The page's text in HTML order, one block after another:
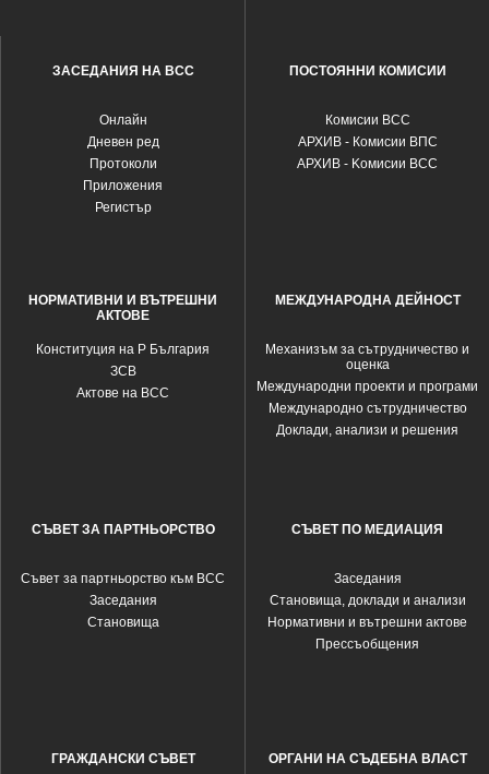
ЗАСЕДАНИЯ НА ВСС
Oнлайн
Дневен ред
Протоколи
Приложения
Регистър
ПОСТОЯННИ КОМИСИИ
Комисии ВСС
АРХИВ - Комисии ВПС
АРХИВ - Kомисии ВСС
НОРМАТИВНИ И ВЪТРЕШНИ
АКТОВЕ
Конституция на Р България
ЗСВ
Актове на ВСС
МЕЖДУНАРОДНА ДЕЙНОСТ
Механизъм за сътрудничество и
оценка
Международни проекти и програми
Международно сътрудничество
Доклади, анализи и решения
СЪВЕТ ЗА ПАРТНЬОРСТВО
Съвет за партньорство към ВСС
Заседания
Становища
СЪВЕТ ПО МЕДИАЦИЯ
Заседания
Становища, доклади и анализи
Нормативни и вътрешни актове
Прессъобщения
ГРАЖДАНСКИ СЪВЕТ ОРГАНИ НА СЪДЕБНА ВЛАСТ